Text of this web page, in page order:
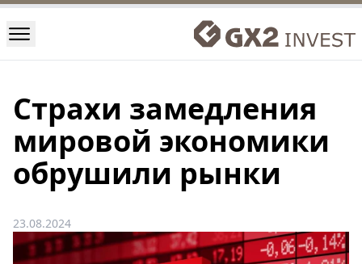
Страхи замедления
мировой экономики
обрушили рынки
23.08.2024